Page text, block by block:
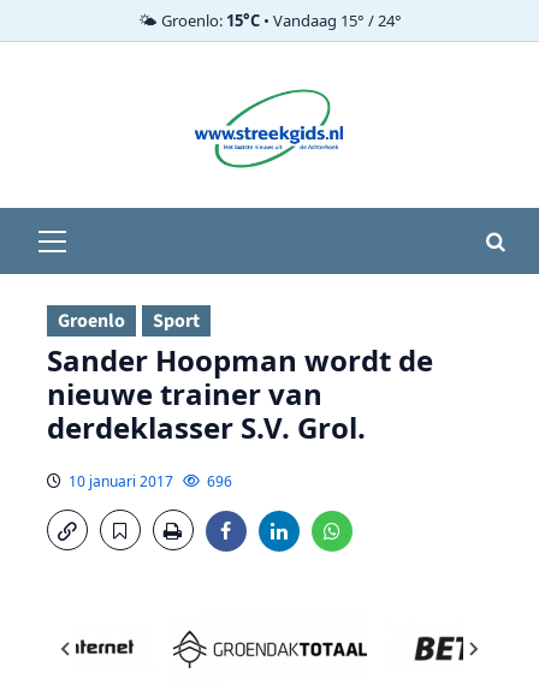
🌤️ Groenlo: 15°C• Vandaag 15° / 24°
menu
Groenlo Sport
Sander Hoopman wordt de
nieuwe trainer van
derdeklasser S.V. Grol.
10 januari 2017 696